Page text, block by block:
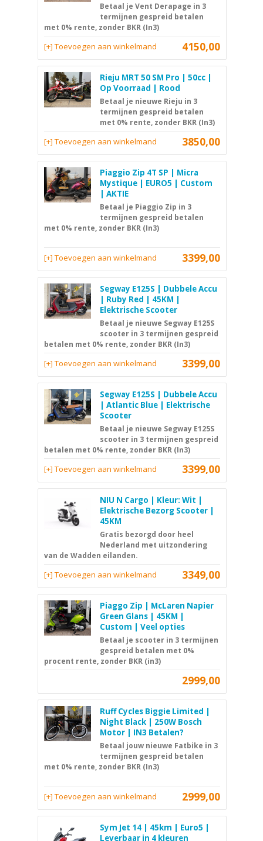
Betaal je Vent Derapage in 3
termijnen gespreid betalen
met 0% rente, zonder BKR (In3)
4150,00
[+] Toevoegen aan winkelmand
Rieju MRT 50 SM Pro | 50cc |
Op Voorraad | Rood
Betaal je nieuwe Rieju in 3
termijnen gespreid betalen
met 0% rente, zonder BKR (In3)
3850,00
[+] Toevoegen aan winkelmand
Piaggio Zip 4T SP | Micra
Mystique | EURO5 | Custom
| AKTIE
Betaal je Piaggio Zip in 3
termijnen gespreid betalen
met 0% rente, zonder BKR (In3)
3399,00
[+] Toevoegen aan winkelmand
Segway E125S | Dubbele Accu
| Ruby Red | 45KM |
Elektrische Scooter
Betaal je nieuwe Segway E125S
scooter in 3 termijnen gespreid
betalen met 0% rente, zonder BKR (In3)
3399,00
[+] Toevoegen aan winkelmand
Segway E125S | Dubbele Accu
| Atlantic Blue | Elektrische
Scooter
Betaal je nieuwe Segway E125S
scooter in 3 termijnen gespreid
betalen met 0% rente, zonder BKR (In3)
3399,00
[+] Toevoegen aan winkelmand
NIU N Cargo | Kleur: Wit |
Elektrische Bezorg Scooter |
45KM
Gratis bezorgd door heel
Nederland met uitzondering
van de Wadden eilanden.
3349,00
[+] Toevoegen aan winkelmand
Piaggo Zip | McLaren Napier
Green Glans | 45KM |
Custom | Veel opties
Betaal je scooter in 3 termijnen
gespreid betalen met 0%
procent rente, zonder BKR (in3)
2999,00
Ruff Cycles Biggie Limited |
Night Black | 250W Bosch
Motor | IN3 Betalen?
Betaal jouw nieuwe Fatbike in 3
termijnen gespreid betalen
met 0% rente, zonder BKR (In3)
2999,00
[+] Toevoegen aan winkelmand
Sym Jet 14 | 45km | Euro5 |
Leverbaar in 4 kleuren